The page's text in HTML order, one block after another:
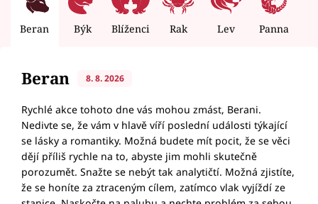
Beran Býk Blíženci Rak Lev Panna
Beran 8. 8. 2026
Rychlé akce tohoto dne vás mohou zmást, Berani.
Nedivte se, že vám v hlavě víří poslední události týkající
se lásky a romantiky. Možná budete mít pocit, že se věci
dějí příliš rychle na to, abyste jim mohli skutečně
porozumět. Snažte se nebýt tak analytičtí. Možná zjistíte,
že se honíte za ztraceným cílem, zatímco vlak vyjíždí ze